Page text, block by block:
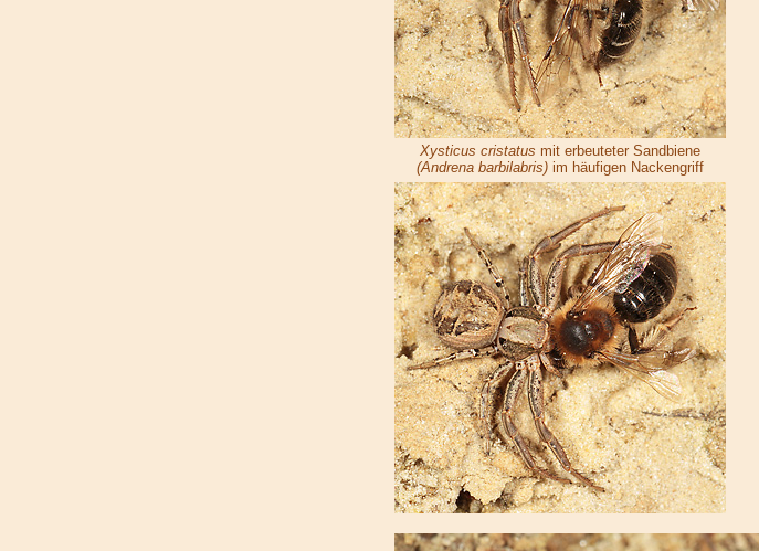
Xysticus cristatus mit erbeuteter Sandbiene
(Andrena barbilabris)im häufigen Nackengriff